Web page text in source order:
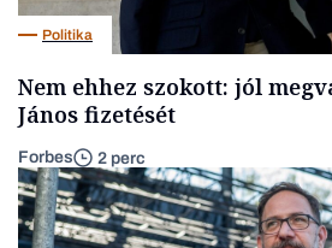
Politika
Nem ehhez szokott: jól
János fizetését
Forbes 2 perc